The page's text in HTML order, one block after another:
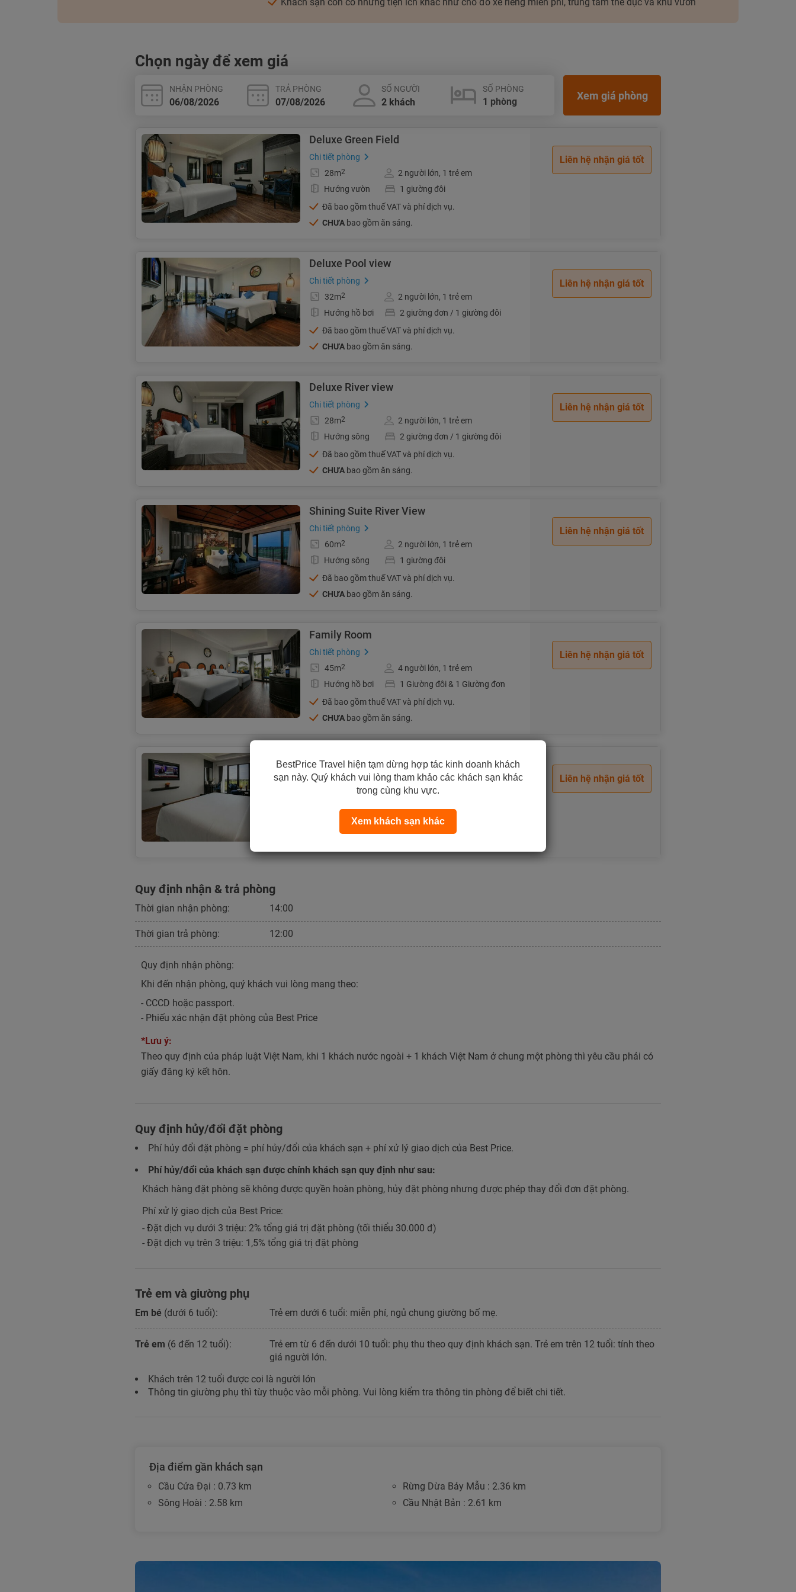
Chọn ngày để xem giá
NHẬN PHÒNG TRẢ PHÒNG SỐ NGƯỜI SỐ PHÒNG
Xem giá phòng
Deluxe Green Field
Chi tiết phòng
28m2
2 người lớn, 1 trẻ em
Hướng vườn
1 giường đôi
Đã bao gồm thuế VAT và phí dịch vụ.
CHƯA bao gồm ăn sáng.
Liên hệ nhận giá tốt
Deluxe Pool view
Chi tiết phòng
32m2
2 người lớn, 1 trẻ em
Hướng hồ bơi
2 giường đơn / 1 giường đôi
Đã bao gồm thuế VAT và phí dịch vụ.
CHƯA bao gồm ăn sáng.
Liên hệ nhận giá tốt
Deluxe River view
Chi tiết phòng
28m2
2 người lớn, 1 trẻ em
Hướng sông
2 giường đơn / 1 giường đôi
Đã bao gồm thuế VAT và phí dịch vụ.
CHƯA bao gồm ăn sáng.
Liên hệ nhận giá tốt
Shining Suite River View
Chi tiết phòng
60m2
2 người lớn, 1 trẻ em
Hướng sông
1 giường đôi
Đã bao gồm thuế VAT và phí dịch vụ.
CHƯA bao gồm ăn sáng.
Liên hệ nhận giá tốt
Family Room
Chi tiết phòng
45m2
4 người lớn, 1 trẻ em
Hướng hồ bơi
1 Giường đôi & 1 Giường đơn
Đã bao gồm thuế VAT và phí dịch vụ.
CHƯA bao gồm ăn sáng.
Liên hệ nhận giá tốt
Deluxe Connecting Room
Chi tiết phòng
2 người lớn, 1 trẻ em
Hướng hồ bơi
2 giường đơn / 1 giường đôi
Đã bao gồm thuế VAT và phí dịch vụ.
Liên hệ nhận giá tốt
Quy định nhận & trả phòng
Thời gian nhận phòng: 14:00
Thời gian trả phòng: 12:00
Quy định nhận phòng:
Khi đến nhận phòng, quý khách vui lòng mang theo:
- CCCD hoặc passport.
- Phiếu xác nhận đặt phòng của Best Price
*Lưu ý:
Theo quy định của pháp luật Việt Nam, khi 1 khách nước ngoài + 1 khách Việt Nam ở chung một phòng thì yêu cầu phải có
giấy đăng ký kết hôn.
Quy định hủy/đổi đặt phòng
Phí hủy đổi đặt phòng = phí hủy/đổi của khách sạn + phí xử lý giao dịch của Best Price.
Phí hủy/đổi của khách sạn được chính khách sạn quy định như sau:
Khách hàng đặt phòng sẽ không được quyền hoàn phòng, hủy đặt phòng nhưng được phép thay đổi đơn đặt phòng.
Phí xử lý giao dịch của Best Price:
- Đặt dịch vụ dưới 3 triệu: 2% tổng giá trị đặt phòng (tối thiểu 30.000 đ)
- Đặt dịch vụ trên 3 triệu: 1,5% tổng giá trị đặt phòng
Trẻ em và giường phụ
Em bé (dưới 6 tuổi): Trẻ em dưới 6 tuổi: miễn phí, ngủ chung giường bố mẹ.
Trẻ em (6 đến 12 tuổi):
Trẻ em từ 6 đến dưới 10 tuổi: phụ thu theo quy định khách sạn. Trẻ em trên 12 tuổi: tính theo
giá người lớn.
Khách trên 12 tuổi được coi là người lớn
Thông tin giường phụ thì tùy thuộc vào mỗi phòng. Vui lòng kiểm tra thông tin phòng để biết chi tiết.
Địa điểm gần khách sạn
Cầu Cửa Đại : 0.73 km
Rừng Dừa Bảy Mẫu : 2.36 km
Sông Hoài : 2.58 km
Cầu Nhật Bản : 2.61 km
BestPrice Travel hiện tạm dừng hợp tác kinh doanh khách
sạn này. Quý khách vui lòng tham khảo các khách sạn khác
trong cùng khu vực.
Xem khách sạn khác